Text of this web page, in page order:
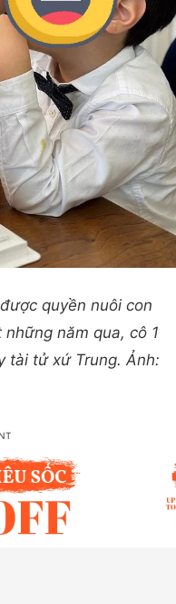
quyền nuôi con
năm qua, cô 1
tài tử xứ Trung. Ảnh: